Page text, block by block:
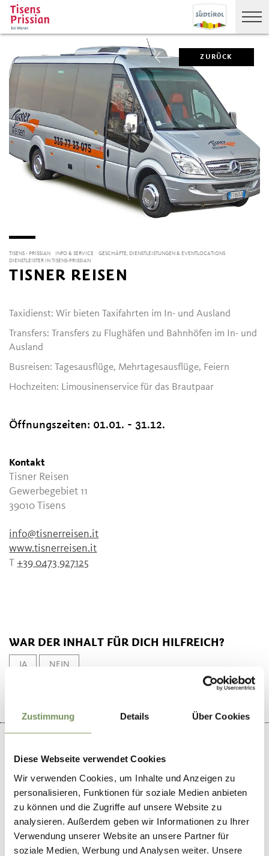
Zustimmung Details Über Cookies
Diese Webseite verwendet Cookies
Wir verwenden Cookies, um Inhalte und Anzeigen zu
personalisieren, Funktionen für soziale Medien anbieten
zu können und die Zugriffe auf unsere Website zu
analysieren. Außerdem geben wir Informationen zu Ihrer
Verwendung unserer Website an unsere Partner für
soziale Medien, Werbung und Analysen weiter. Unsere
ZURÜCK
TISENS - PRISSIAN INFO & SERVICE
GESCHÄFTE, DIENSTLEISTUNGEN & EVENTLOCATIONS
DIENSTLEISTER IN TISENS-PRISSIAN
TISNER REISEN
Taxidienst: Wir bieten Taxifahrten im In- und Ausland
Transfers: Transfers zu Flughäfen und Bahnhöfen im In- und
Ausland
Busreisen: Tagesausflüge, Mehrtagesausflüge, Feiern
Hochzeiten: Limousinenservice für das Brautpaar
Öffnungszeiten: 01.01. - 31.12.
Kontakt
Tisner Reisen
Gewerbegebiet 11
39010 Tisens
info@tisnerreisen.it
www.tisnerreisen.it
T+39 0473 927125
WAR DER INHALT FÜR DICH HILFREICH?
JA NEIN
+
−